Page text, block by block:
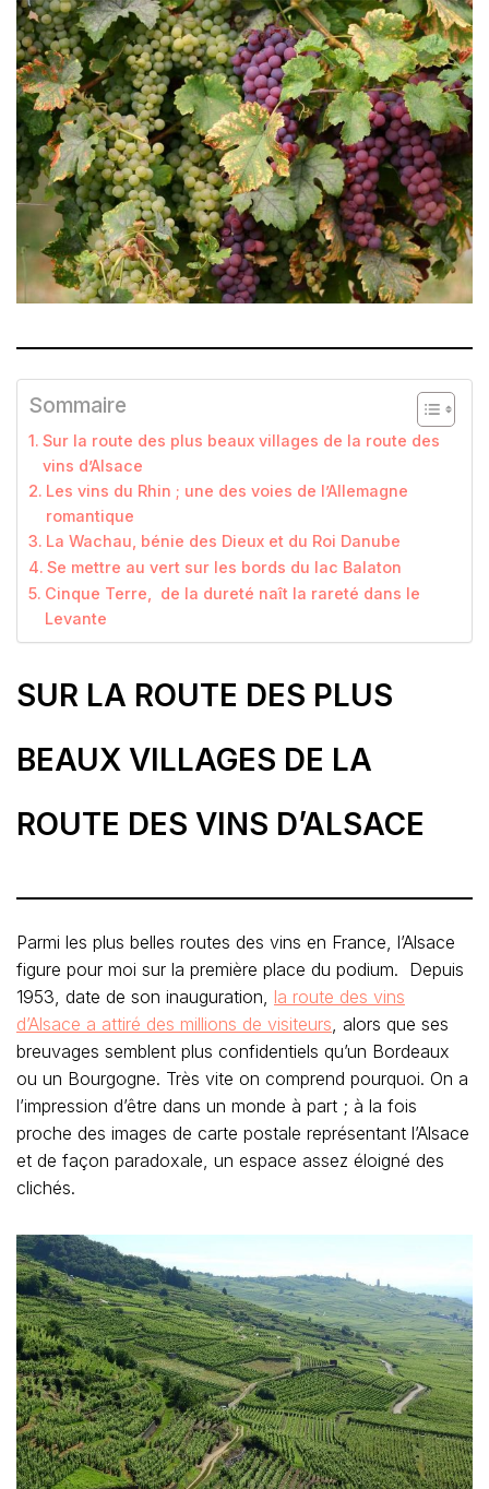
Sommaire
Sur la route des plus beaux villages de la route des
vins d’Alsace
Les vins du Rhin ; une des voies de l’Allemagne
romantique
La Wachau, bénie des Dieux et du Roi Danube
Se mettre au vert sur les bords du lac Balaton
Cinque Terre, de la dureté naît la rareté dans le
Levante
SUR LA ROUTE DES PLUS
BEAUX VILLAGES DE LA
ROUTE DES VINS D’ALSACE
Parmi les plus belles routes des vins en France, l’Alsace
figure pour moi sur la première place du podium. Depuis
1953, date de son inauguration, la route des vins
d’Alsace a attiré des millions de visiteurs , alors que ses
breuvages semblent plus confidentiels qu’un Bordeaux
ou un Bourgogne. Très vite on comprend pourquoi. On a
l’impression d’être dans un monde à part ; à la fois
proche des images de carte postale représentant l’Alsace
et de façon paradoxale, un espace assez éloigné des
clichés.